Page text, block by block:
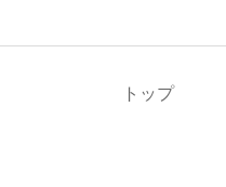
トップ